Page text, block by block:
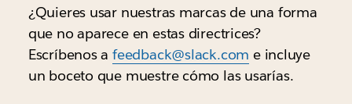
¿Quieres usar nuestras marcas de una forma
que no aparece en estas directrices?
Escríbenos afeedback@slack.com e incluye
un boceto que muestre cómo las usarías.